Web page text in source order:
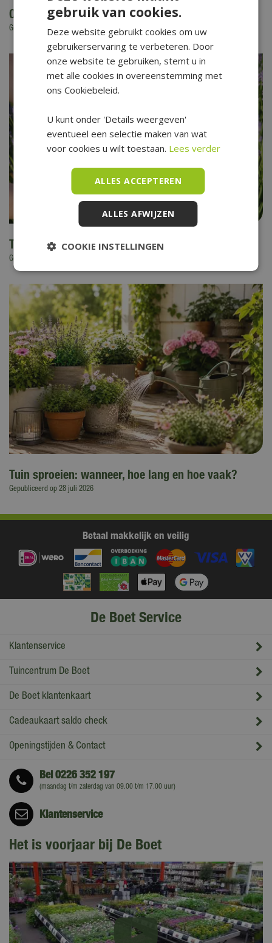
Opfristips voor kamerplanten in de zomer
Gepubliceerd op 4 augustus 2026
Tuin- en balkontips voor augustus
Gepubliceerd op
Tuin sproeien: wanneer, hoe lang en hoe vaak?
Gepubliceerd op 28 juli 2026
Betaal makkelijk en veilig
De Boet Service
Klantenservice
Tuincentrum De Boet
De Boet klantenkaart
Cadeaukaart saldo check
Openingstijden & Contact
Bel0226 352 197
(maandag t/m zaterdag van 09.00 t/m 17.00 uur)
Klantenservice
Het is voorjaar bij De Boet
gebruik van cookies.
Deze website gebruikt cookies om uw
gebruikerservaring te verbeteren. Door
onze website te gebruiken, stemt u in
met alle cookies in overeenstemming met
ons Cookiebeleid.
U kunt onder 'Details weergeven'
eventueel een selectie maken van wat
voor cookies u wilt toestaan. Lees verder
ALLES ACCEPTEREN
ALLES AFWIJZEN
COOKIE INSTELLINGEN